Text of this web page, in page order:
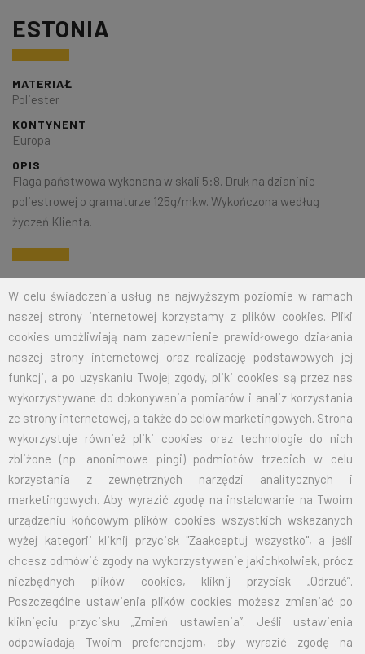
W celu świadczenia usług na najwyższym poziomie w ramach
naszej strony internetowej korzystamy z plików cookies. Pliki
cookies umożliwiają nam zapewnienie prawidłowego działania
naszej strony internetowej oraz realizację podstawowych jej
funkcji, a po uzyskaniu Twojej zgody, pliki cookies są przez nas
wykorzystywane do dokonywania pomiarów i analiz korzystania
ze strony internetowej, a także do celów marketingowych. Strona
wykorzystuje również pliki cookies oraz technologie do nich
zbliżone (np. anonimowe pingi) podmiotów trzecich w celu
korzystania z zewnętrznych narzędzi analitycznych i
marketingowych. Aby wyrazić zgodę na instalowanie na Twoim
urządzeniu końcowym plików cookies wszystkich wskazanych
wyżej kategorii kliknij przycisk "Zaakceptuj wszystko", a jeśli
chcesz odmówić zgody na wykorzystywanie jakichkolwiek, prócz
niezbędnych plików cookies, kliknij przycisk „Odrzuć”.
Poszczególne ustawienia plików cookies możesz zmieniać po
kliknięciu przycisku „Zmień ustawienia”. Jeśli ustawienia
odpowiadają Twoim preferencjom, aby wyrazić zgodę na
ESTONIA
MATERIAŁ
Poliester
KONTYNENT
Europa
OPIS
Flaga państwowa wykonana w skali 5:8. Druk na dzianinie
poliestrowej o gramaturze 125g/mkw. Wykończona według
życzeń Klienta.
flagi. Przy zamówieniu większej ilości cena zostanie wyliczona
indywidualnie.
ROZMIAR CENA NETTO CENA BRUTTO
15X24 12,50 15,38
30X50 19,00 23,37
50X80 26,00 31,98
70X110 32,50 39,98
100X160 67,40 83,03
125X200 105,00 129,15
150X240 151,50 186,35